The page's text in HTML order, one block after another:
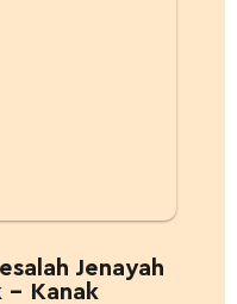
Jenayah
– Kanak